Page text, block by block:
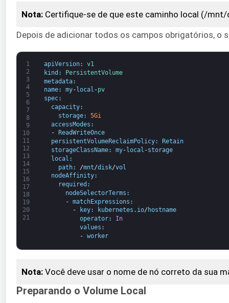
Nota: Certifique-se de que este caminho local (/
Depois de adicionar todos os campos obrigatórios, o
1
2
3
4
5
6
7
8
9
10
11
12
13
14
15
16
17
18
19
20
21
apiVersion:
v1
kind :
PersistentVolume
metadata:
name: my- local -pv
spec:
capacity:
storage:
5Gi
accessModes :
-
ReadWriteOnce
persistentVolumeReclaimPolicy:
Retain
storageClassName: my- local -storage
local :
path: /mnt/disk/vol
nodeAffinity:
required :
nodeSelectorTerms :
- matchExpressions :
-
key: kubernetes . io/ hostname
operator:
In
values :
- worker
Nota: Você deve usar o nome de nó correto da sua
Preparando o Volume Local